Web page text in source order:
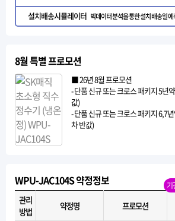
설치배송시뮬레이터 빅데이터 분석을 통한 설치 배송일
8월 특별 프로모션
■ 26년 8월 프로모션
- 단품 신규 또는 크로스 패키지 5년
값)
- 단품 신규 또는 크로스 패키지 6,7
차 반값)
WPU-JAC104S 약정정보 기
관리
방법
약정명 프로모션